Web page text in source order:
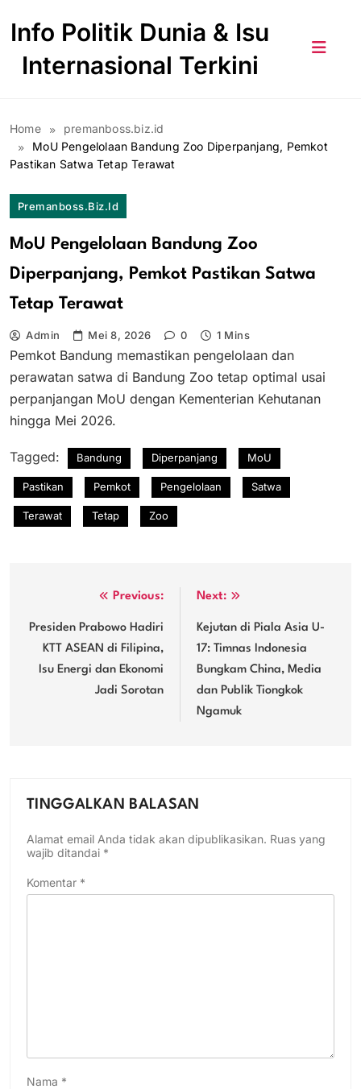
Info Politik Dunia & Isu
Internasional Terkini
Home
premanboss.biz.id
MoU Pengelolaan Bandung Zoo Diperpanjang, Pemkot
Pastikan Satwa Tetap Terawat
Premanboss.biz.id
MoU Pengelolaan Bandung Zoo
Diperpanjang, Pemkot Pastikan Satwa
Tetap Terawat
Admin Mei 8, 2026 0 1 Mins
Pemkot Bandung memastikan pengelolaan dan
perawatan satwa di Bandung Zoo tetap optimal usai
perpanjangan MoU dengan Kementerian Kehutanan
hingga Mei 2026.
Tagged: Bandung Diperpanjang MoU
Pastikan Pemkot Pengelolaan Satwa
Terawat Tetap Zoo
pos
Previous:
Presiden Prabowo Hadiri
KTT ASEAN di Filipina,
Isu Energi dan Ekonomi
Jadi Sorotan
Next:
Kejutan di Piala Asia U-
17: Timnas Indonesia
Bungkam China, Media
dan Publik Tiongkok
Ngamuk
TINGGALKAN BALASAN
Alamat email Anda tidak akan dipublikasikan. Ruas yang
wajib ditandai *
Komentar *
Nama *